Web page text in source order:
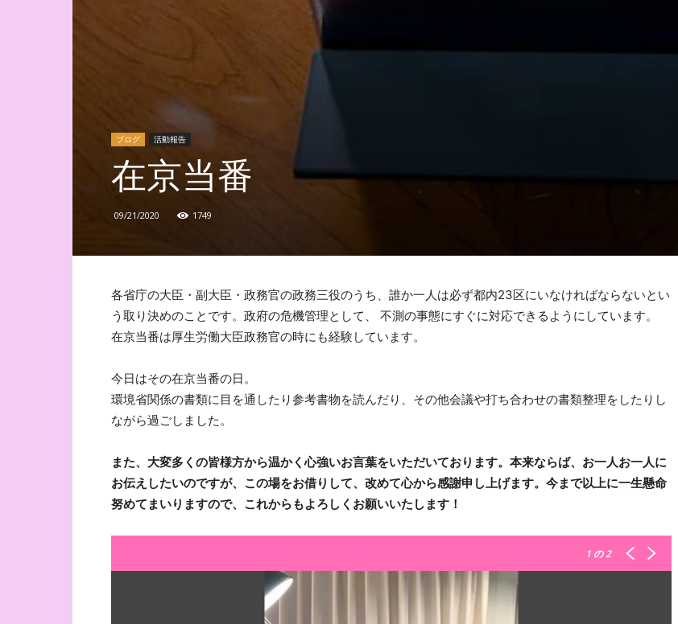
ブログ 活動報告
在京当番
09/21/2020 1749
各省庁の大臣・副大臣・政務官の政務三役のうち、誰か一人は必ず都内23区にいなければならないとい
う取り決めのことです。政府の危機管理として、 不測の事態にすぐに対応できるようにしています。
在京当番は厚生労働大臣政務官の時にも経験しています。
今日はその在京当番の日。
環境省関係の書類に目を通したり参考書物を読んだり、その他会議や打ち合わせの書類整理をしたりし
ながら過ごしました。
また、大変多くの皆様方から温かく心強いお言葉をいただいております。本来ならば、お一人お一人に
お伝えしたいのですが、この場をお借りして、改めて心から感謝申し上げます。今まで以上に一生懸命
努めてまいりますので、これからもよろしくお願いいたします！
1 の 2